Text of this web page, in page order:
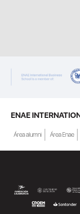
ENAE
Área alumni Área Enae